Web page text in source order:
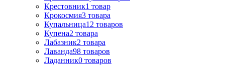
Крестовник1 товар
Крокосмия3 товара
Купальница12 товаров
Купена2 товара
Лабазник2 товара
Лаванда98 товаров
Ладанник0 товаров